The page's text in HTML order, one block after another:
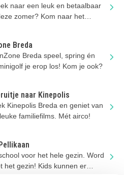
naar een leuk en betaalbaar
zomer? Kom naar het
Breda
Breda speel, spring én
je erop los! Kom je ook?
naar Kinepolis
Kinepolis Breda en geniet van
familiefilms. Mét airco!
voor het hele gezin. Word
het gezin! Kids kunnen er